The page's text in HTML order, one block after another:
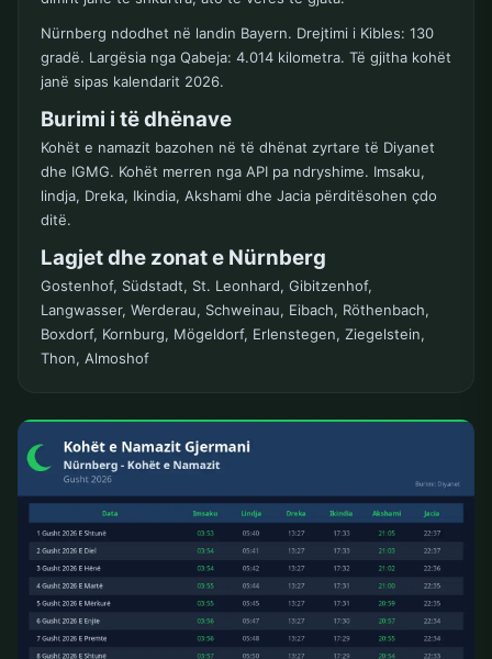
Nürnberg ndodhet në landin Bayern. Drejtimi i Kibles: 130
gradë. Largësia nga Qabeja: 4.014 kilometra. Të gjitha kohët
janë sipas kalendarit 2026.
Burimi i të dhënave
Kohët e namazit bazohen në të dhënat zyrtare të Diyanet
dhe IGMG. Kohët merren nga API pa ndryshime. Imsaku,
lindja, Dreka, Ikindia, Akshami dhe Jacia përditësohen çdo
ditë.
Lagjet dhe zonat e Nürnberg
Gostenhof, Südstadt, St. Leonhard, Gibitzenhof,
Langwasser, Werderau, Schweinau, Eibach, Röthenbach,
Boxdorf, Kornburg, Mögeldorf, Erlenstegen, Ziegelstein,
Thon, Almoshof